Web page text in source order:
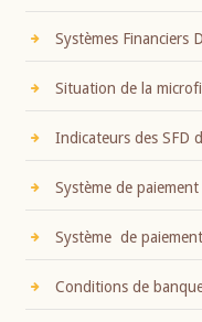
Systèmes Financiers
Situation de la
Indicateurs des SFD
Système de paiement
Système de
Conditions de